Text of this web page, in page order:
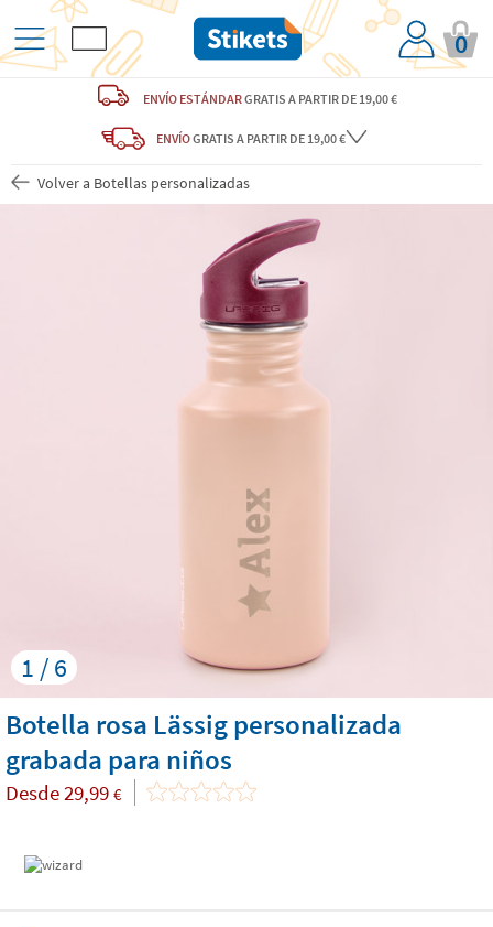
0
ENVÍO ESTÁNDARGRATIS A PARTIR DE 19,00 €
ENVÍOGRATIS A PARTIR DE 19,00 €
Volver a Botellas personalizadas
1 / 6
Botella rosa Lässig personalizada
grabada para niños
Desde29,99 €